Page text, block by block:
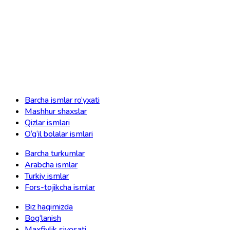
Barcha ismlar ro‘yxati
Mashhur shaxslar
Qizlar ismlari
O‘g‘il bolalar ismlari
Barcha turkumlar
Arabcha ismlar
Turkiy ismlar
Fors-tojikcha ismlar
Biz haqimizda
Bog‘lanish